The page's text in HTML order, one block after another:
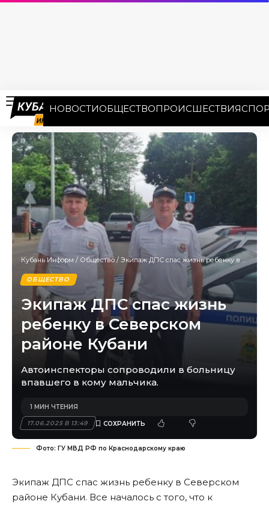
НОВОСТИОБЩЕСТВОПРОИСШЕСТВИЯ
Кубань Информ / Общество / Экипаж ДПС спас жизнь ребенку в Северском районе Кубани
ОБЩЕСТВО
Экипаж ДПС спас жизнь
ребенку в Северском
районе Кубани
Автоинспекторы сопроводили в больницу
впавшего в кому мальчика.
17.06.2025 В 13:49
1 МИН ЧТЕНИЯ
Фото: ГУ МВД РФ по Краснодарскому краю
Экипаж ДПС спас жизнь ребенку в Северском
районе Кубани. Все началось с того, что к